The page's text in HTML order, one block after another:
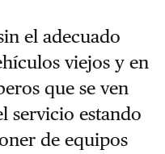
el adecuado
viejos y en
que se ven
servicio estando
de equipos